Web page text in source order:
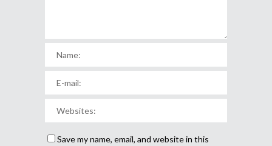
Save my name, email, and website in this